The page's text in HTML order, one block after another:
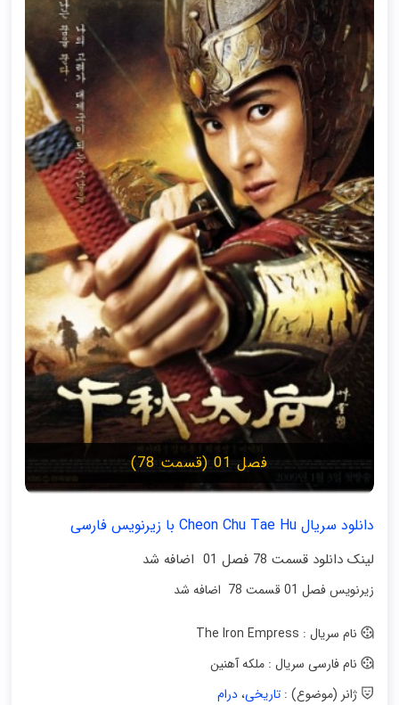
فصل 01 (قسمت 78)
دانلود سریال Cheon Chu Tae Hu با زیرنویس فارسی
لینک دانلود قسمت 78 فصل 01 اضافه شد
زیرنویس فصل 01 قسمت 78 اضافه شد
نام سریال : The Iron Empress
نام فارسی سریال : ملکه آهنین
ژانر (موضوع) :تاریخی،درام